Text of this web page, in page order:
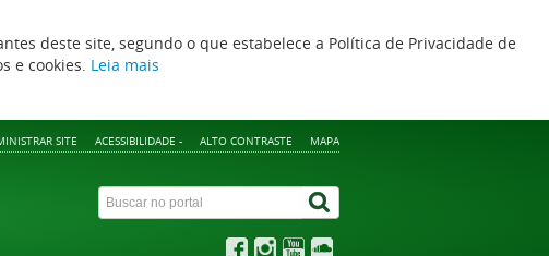
deste site, segundo o que estabelece a Política de Privacidade de
e cookies. Leia mais
SITE ACESSIBILIDADE - ALTO CONTRASTE MAPA